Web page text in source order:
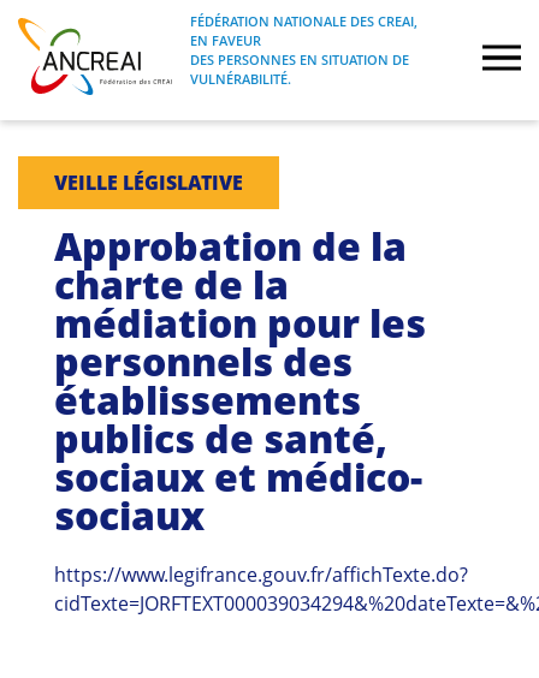
Skip
content
ANCREAI
FÉDÉRATION NATIONALE DES CREAI, EN
FAVEUR DES PERSONNES EN SITUATION
FÉDÉRATION NATIONALE DES CREAI,
EN FAVEUR
DES PERSONNES EN SITUATION DE
VULNÉRABILITÉ.
À propos
Journées nationales
Formations
Projets Fédéraux
Espace emploi
Actualités
VEILLE LÉGISLATIVE
Approbation de la
charte de la
médiation pour les
personnels des
établissements
publics de santé,
sociaux et médico-
sociaux
https://www.legifrance.gouv.fr/affichTexte.do?